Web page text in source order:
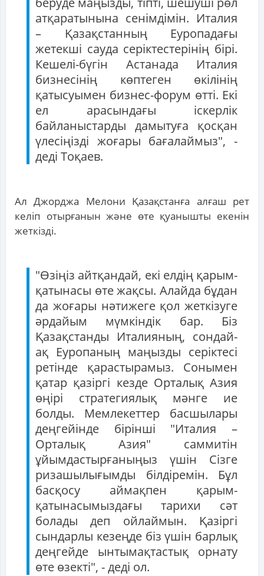
атқаратынына сенімдімін. Италия
– Қазақстанның Еуропадағы
жетекші сауда серіктестерінің бірі.
Кешелі-бүгін Астанада Италия
бизнесінің көптеген өкілінің
қатысуымен бизнес-форум өтті. Екі
ел арасындағы іскерлік
байланыстарды дамытуға қосқан
үлесіңізді жоғары бағалаймыз", -
деді Тоқаев.
Ал Джорджа Мелони Қазақстанға алғаш рет
келіп отырғанын және өте қуанышты екенін
жеткізді.
"Өзіңіз айтқандай, екі елдің қарым-
қатынасы өте жақсы. Алайда бұдан
да жоғары нәтижеге қол жеткізуге
әрдайым мүмкіндік бар. Біз
Қазақстанды Италияның, сондай-
ақ Еуропаның маңызды серіктесі
ретінде қарастырамыз. Сонымен
қатар қазіргі кезде Орталық Азия
өңірі стратегиялық мәнге ие
болды. Мемлекеттер басшылары
деңгейінде бірінші "Италия –
Орталық Азия" саммитін
ұйымдастырғаныңыз үшін Сізге
ризашылығымды білдіремін. Бұл
басқосу аймақпен қарым-
қатынасымыздағы тарихи сәт
болады деп ойлаймын. Қазіргі
сындарлы кезеңде біз үшін барлық
деңгейде ынтымақтастық орнату
өте өзекті", - деді ол.